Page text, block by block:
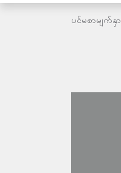
ပင်မစာမျက်နှာ